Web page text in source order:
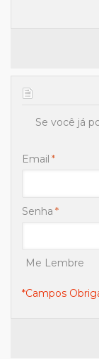
Se você já
*
Email
*
Senha
Me Lembre
*Campos